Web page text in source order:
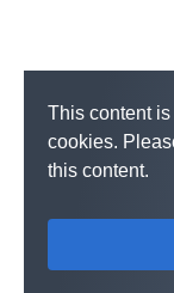
This content
cookies.
this content.